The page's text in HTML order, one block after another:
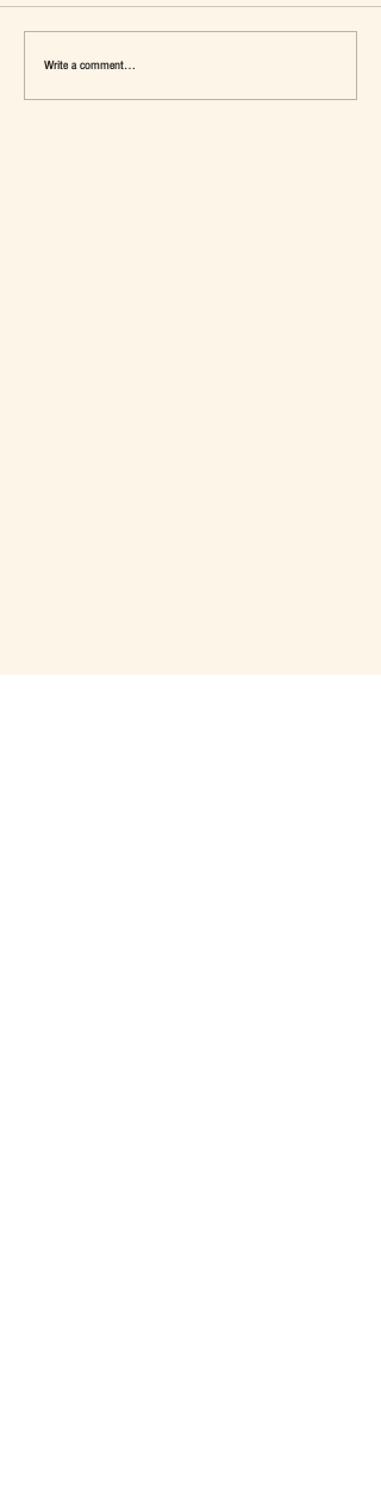
เมื่อ Self-concept ถูกเติมเต็ม Fashion อาจ
จะไม่ใช่คำตอบ
Write a comment...